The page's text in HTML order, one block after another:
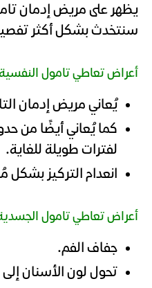
يظهر على مريض إدمان
سنتخدث بشكل أكثر
أعراض تعاطي تامول
يُعاني مريض إدمان
كما يُعاني أيضًا من
لفترات طويلة للغاية.
انعدام التركيز بشكل
أعراض تعاطي تامول
جفاف الفم.
تحول لون الأسنان إلى